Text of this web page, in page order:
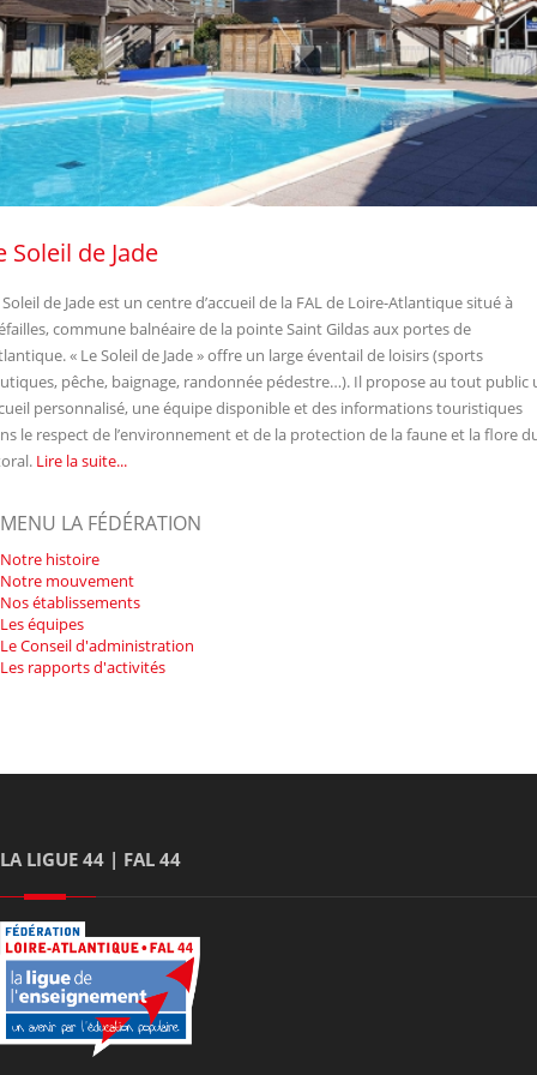
Soleil de Jade
de Jade est un centre d’accueil de la FAL de Loire-Atlantique situé à
commune balnéaire de la pointe Saint Gildas aux portes de
« Le Soleil de Jade » offre un large éventail de loisirs (sports
pêche, baignage, randonnée pédestre…). Il propose au tout public
personnalisé, une équipe disponible et des informations touristiques
le respect de l’environnement et de la protection de la faune et la flore
Lire la suite...
MENU LA FÉDÉRATION
Notre histoire
Notre mouvement
Nos établissements
Les équipes
Le Conseil d'administration
Les rapports d'activités
LA LIGUE 44 | FAL 44